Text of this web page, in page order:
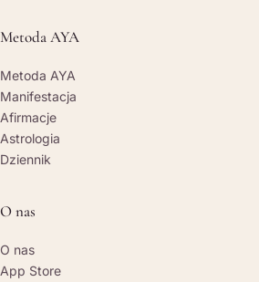
Metoda AYA
Metoda AYA
Manifestacja
Afirmacje
Astrologia
Dziennik
O nas
O nas
App Store